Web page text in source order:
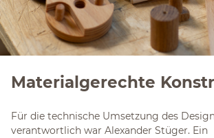
Materialgerechte
Für die technische Umsetzung des
verantwortlich war Alexander Stüger. Ein